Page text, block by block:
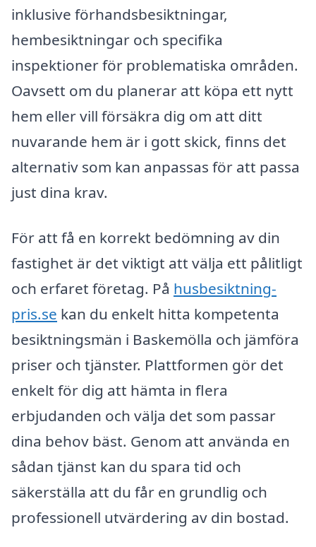
inklusive förhandsbesiktningar,
hembesiktningar och specifika
inspektioner för problematiska områden.
Oavsett om du planerar att köpa ett nytt
hem eller vill försäkra dig om att ditt
nuvarande hem är i gott skick, finns det
alternativ som kan anpassas för att passa
just dina krav.
För att få en korrekt bedömning av din
fastighet är det viktigt att välja ett pålitligt
och erfaret företag. På husbesiktning-
pris.se kan du enkelt hitta kompetenta
besiktningsmän i Baskemölla och jämföra
priser och tjänster. Plattformen gör det
enkelt för dig att hämta in flera
erbjudanden och välja det som passar
dina behov bäst. Genom att använda en
sådan tjänst kan du spara tid och
säkerställa att du får en grundlig och
professionell utvärdering av din bostad.